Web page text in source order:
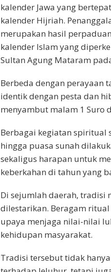
kalender Jawa yang
kalender Hijriah.
merupakan hasil
kalender Islam yang
Sultan Agung Mataram
Berbeda dengan perayaan
identik dengan pesta dan
menyambut malam 1 Suro
Berbagai kegiatan spiritual
hingga puasa sunah
sekaligus harapan untuk
keberkahan di tahun yang
Di sejumlah daerah, tradisi
dilestarikan. Beragam
upaya menjaga nilai-nilai
kehidupan masyarakat.
Tradisi tersebut tidak